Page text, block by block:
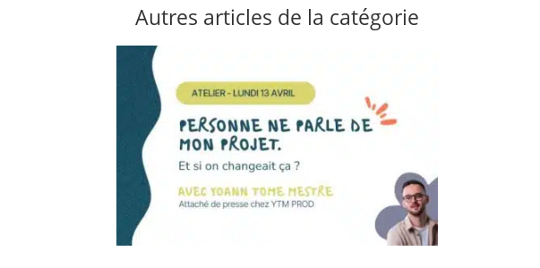
Autres articles de la catégorie